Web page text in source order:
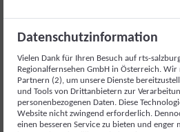
Salzburg Magazin
Datenschutzinformation
Vielen Dank für Ihren Besuch auf rts-
Regionalfernsehen GmbH in Österreich.
Partnern (2), um unsere Dienste
und Tools von Drittanbietern zur
personenbezogenen Daten. Diese
Website nicht zwingend erforderlich.
einen besseren Service zu bieten und enger